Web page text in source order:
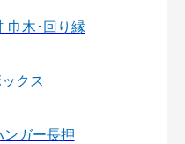
巾木･回り縁
クス
ガー長押